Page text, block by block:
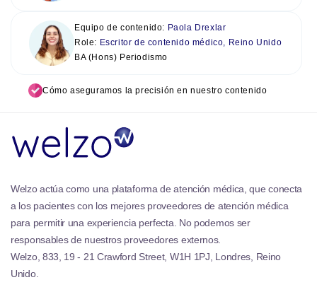
Equipo de contenido: Paola Drexlar
Role: Escritor de contenido médico, Reino Unido
BA (Hons) Periodismo
Cómo aseguramos la precisión en nuestro contenido
Welzo actúa como una plataforma de atención médica, que conecta
a los pacientes con los mejores proveedores de atención médica
para permitir una experiencia perfecta. No podemos ser
responsables de nuestros proveedores externos.
Welzo, 833, 19 - 21 Crawford Street, W1H 1PJ, Londres, Reino
Unido.